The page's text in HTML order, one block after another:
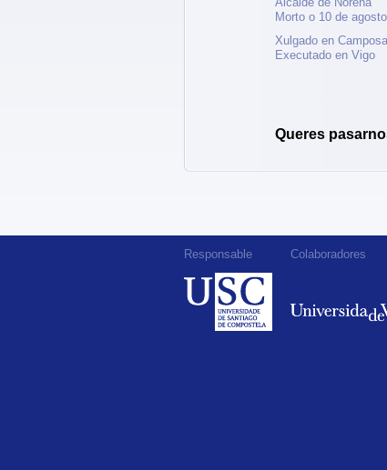
Morto o 10 de
Xulgado en
Executado en Vigo
Queres
Responsable Colaboradores